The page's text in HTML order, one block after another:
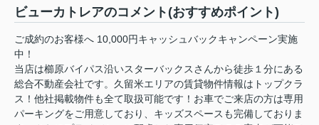
ビューカトレアのコメント(おすすめポイント)
ご成約のお客様へ 10,000円キャッシュバックキャンペーン実施
中！
当店は櫛原バイパス沿いスターバックスさんから徒歩１分にある
総合不動産会社です。久留米エリアの賃貸物件情報はトップクラ
ス！他社掲載物件も全て取扱可能です！お車でご来店の方は専用
パーキングをご用意しており、キッズスペースも完備しておりま